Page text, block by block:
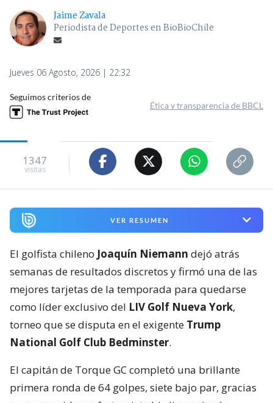
Jaime Zavala
Periodista de Deportes en BioBioChile
Jueves 06 Agosto, 2026 | 22:32
Seguimos criterios de
Ética y transparencia de BBCL
1347
visitas
VER RESUMEN
El golfista chileno Joaquín Niemann dejó atrás
semanas de resultados discretos y firmó una de las
mejores tarjetas de la temporada para quedarse
como líder exclusivo del LIV Golf Nueva York,
torneo que se disputa en el exigente Trump
National Golf Club Bedminster.
El capitán de Torque GC completó una brillante
primera ronda de 64 golpes, siete bajo par, gracias